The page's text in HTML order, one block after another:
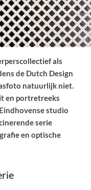
als
de Dutch Design
natuurlijk niet.
en portretreeks
studio
serie
en optische